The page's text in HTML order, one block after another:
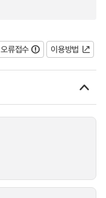
오류접수
이용방법